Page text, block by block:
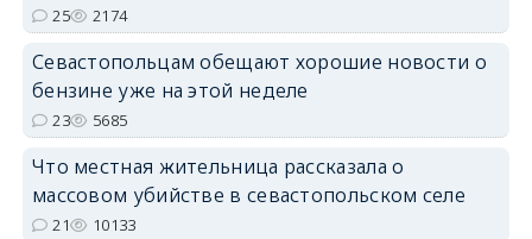
25 2174
Севастопольцам обещают хорошие новости о
бензине уже на этой неделе
23 5685
Что местная жительница рассказала о
массовом убийстве в севастопольском селе
21 10133